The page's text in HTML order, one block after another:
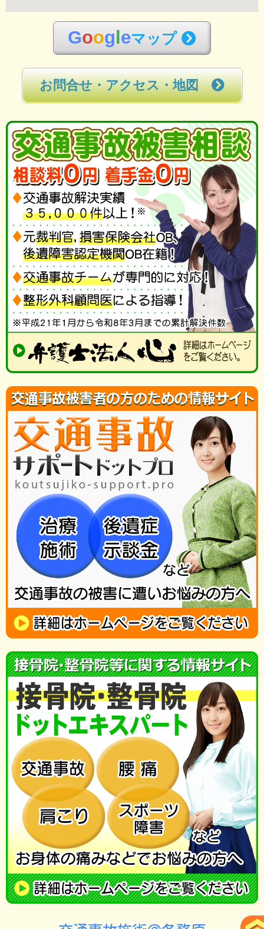
Googleマップ
お問合せ・アクセス・地図